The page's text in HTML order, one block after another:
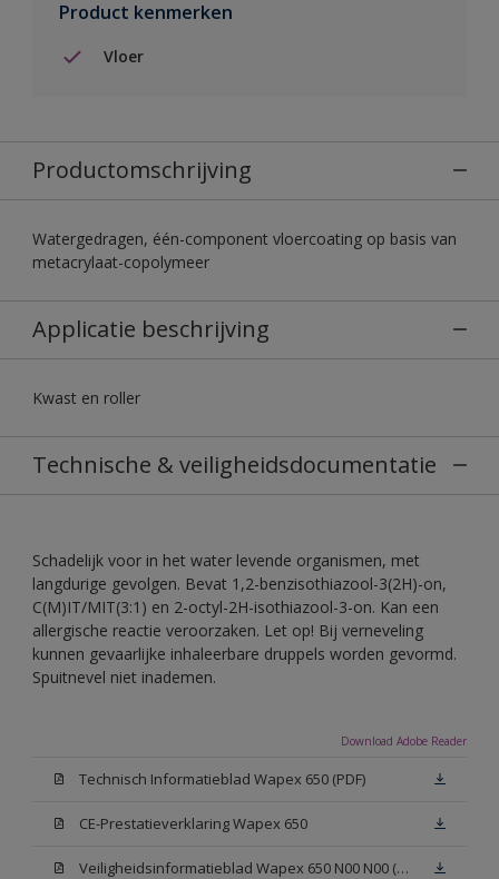
Product kenmerken
Vloer
Productomschrijving
Watergedragen, één-component vloercoating op basis van
metacrylaat-copolymeer
Applicatie beschrijving
Kwast en roller
Technische & veiligheidsdocumentatie
Schadelijk voor in het water levende organismen, met
langdurige gevolgen. Bevat 1,2-benzisothiazool-3(2H)-on,
C(M)IT/MIT(3:1) en 2-octyl-2H-isothiazool-3-on. Kan een
allergische reactie veroorzaken. Let op! Bij verneveling
kunnen gevaarlijke inhaleerbare druppels worden gevormd.
Spuitnevel niet inademen.
Download Adobe Reader
Technisch Informatieblad Wapex 650 (PDF)
CE-Prestatieverklaring Wapex 650
Veiligheidsinformatieblad Wapex 650 N00 N00 (MSDS)